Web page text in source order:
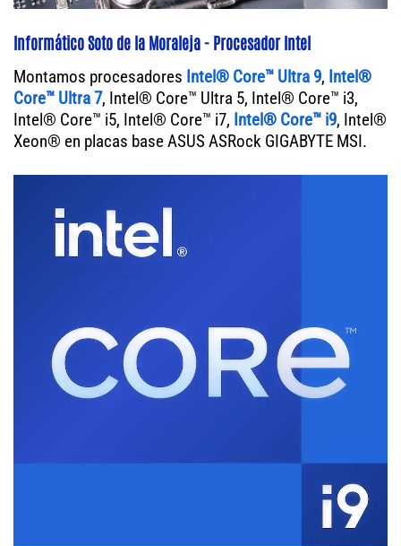
Informático Soto de la Moraleja - Procesador Intel
Montamos procesadores Intel® Core™ Ultra 9, Intel®
Core™ Ultra 7, Intel® Core™ Ultra 5, Intel® Core™ i3,
Intel® Core™ i5, Intel® Core™ i7, Intel® Core™ i9, Intel®
Xeon® en placas base ASUS ASRock GIGABYTE MSI.